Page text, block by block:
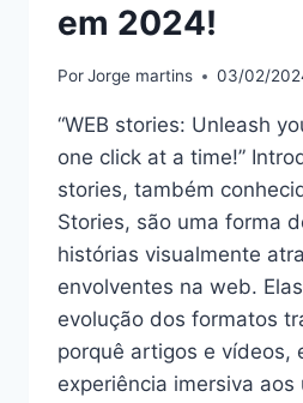
em 2024!
PorJorge martins 03/02/
“WEB stories: Unleash
one click at a time!”
stories, também
Stories, são uma forma
histórias visualmente
envolventes na web.
evolução dos formatos
porquê artigos e vídeos,
experiência imersiva aos